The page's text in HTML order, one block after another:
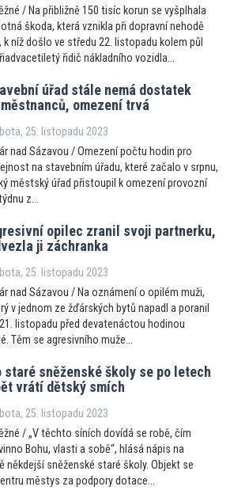
/ Na přibližně 150 tisíc korun se vyšplhala
škoda, která vznikla při dopravní nehodě
níž došlo ve středu 22. listopadu kolem půl
řidič nákladního vozidla...
úřad stále nemá dostatek
omezení trvá
25. listopadu 2023
nad Sázavou / Omezení počtu hodin pro
na stavebním úřadu, které začalo v srpnu,
městský úřad přistoupil k omezení provozní
z...
opilec zranil svoji partnerku,
ji záchranka
25. listopadu 2023
nad Sázavou / Na oznámení o opilém muži,
v jednom ze žďárských bytů napadl a poranil
listopadu před devatenáctou hodinou
Těm se agresivního muže...
staré sněženské školy se po letech
vrátí dětský smích
25. listopadu 2023
/ „V těchto síních dovídá se robě, čím
Bohu, vlasti a sobě“, hlásá nápis na
někdejší sněženské staré školy. Objekt se
městys za podpory dotace...